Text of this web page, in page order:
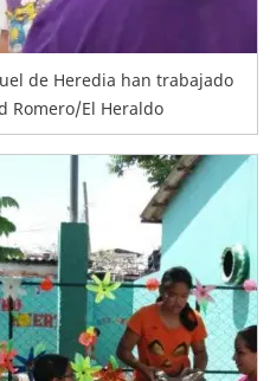
de Heredia han trabajado
Romero/El Heraldo